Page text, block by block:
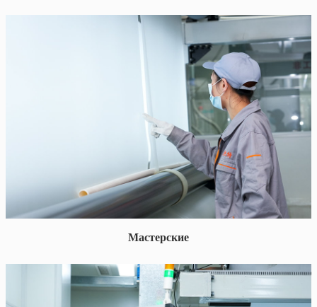
Мастерские